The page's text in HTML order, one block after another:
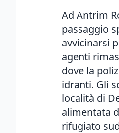
Ad Antrim
passaggio
avvicinarsi
agenti
dove la
idranti. Gli
località di
alimentata
rifugiato